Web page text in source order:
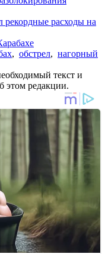
рекордные расходы на
, обстрел, нагорный
текст и
этом редакции.